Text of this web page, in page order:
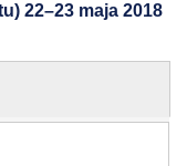
22–23 maja 2018